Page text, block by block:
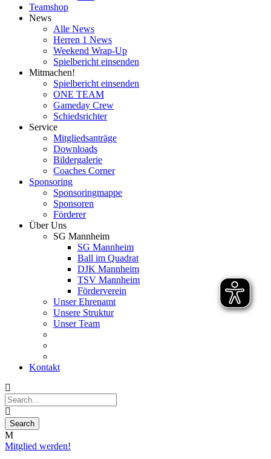
Teamshop
News
Alle News
Herren 1 News
Weekend Wrap-Up
Spielbericht einsenden
Mitmachen!
Spielbericht einsenden
ONE TEAM
Gameday Crew
Schiedsrichter
Service
Mitgliedsanträge
Downloads
Bildergalerie
Coaches Corner
Sponsoring
Sponsoringmappe
Sponsoren
Förderer
Über Uns
SG Mannheim
SG Mannheim
Ball im Quadrat
DJK Mannheim
TSV Mannheim
Förderverein
Unser Ehrenamt
Unsere Struktur
Unser Team
Kontakt
Mitglied werden!